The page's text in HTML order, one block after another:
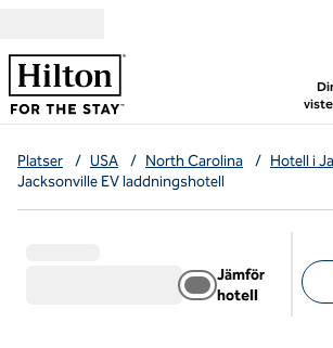
Platser / USA / North Carolina / Hotell i
Jacksonville EV laddningshotell
Jämför
hotell